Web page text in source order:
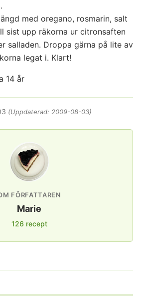
med oregano, rosmarin, salt
sist upp räkorna ur citronsaften
salladen. Droppa gärna på lite av
legat i. Klart!
14 år
(Uppdaterad: 2009-08-03)
FÖRFATTAREN
Marie
126 recept